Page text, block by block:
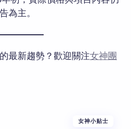
為主。
最新趨勢？歡迎關注女神團
女神小贴士